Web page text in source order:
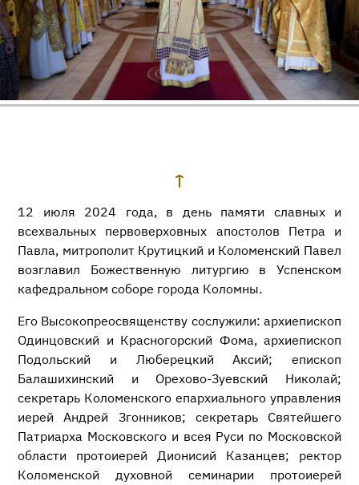
12 июля 2024 года, в день памяти славных и
всехвальных первоверховных апостолов Петра и
Павла, митрополит Крутицкий и Коломенский Павел
возглавил Божественную литургию в Успенском
кафедральном соборе города Коломны.
Его Высокопреосвященству сослужили: архиепископ
Одинцовский и Красногорский Фома, архиепископ
Подольский и Люберецкий Аксий; епископ
Балашихинский и Орехово-Зуевский Николай;
секретарь Коломенского епархиального управления
иерей Андрей Згонников; секретарь Святейшего
Патриарха Московского и всея Руси по Московской
области протоиерей Дионисий Казанцев; ректор
Коломенской духовной семинарии протоиерей